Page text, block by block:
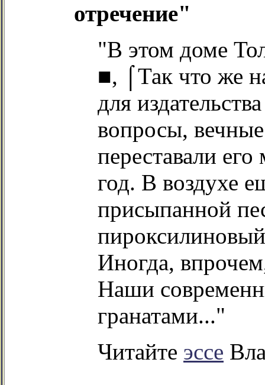
отречение"
"В этом доме
■, ⌠Так что же
для
вопросы,
переставали
год. В воздухе
присыпанной
Иногда,
Наши
гранатами..."
Читайте эссе